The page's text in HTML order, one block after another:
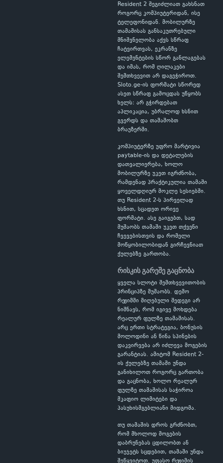
Resident 2 შეგიძლიათ გახსნათ
როგორც კომპიუტერიდან, ისე
ტელეფონიდან. მობილურზე
თამაშისას განსაკუთრებული
მნიშვნელობა აქვს სწრაფ
ჩატვირთვას, ეკრანზე
ელემენტების სწორ განლაგებას
და იმას, რომ ღილაკები
შემთხვევით არ დაგეჭიროთ.
Sloto.ge-ის ფორმატი სწორედ
ასეთ სწრაფ გამოცდას უწყობს
ხელს: არ გჭირდებათ
აპლიკაცია, უბრალოდ ხსნით
გვერდს და თამაშობთ
ბრაუზერში.
კომპიუტერზე უფრო მარტივია
paytable-ის და დეტალების
დათვალიერება, ხოლო
მობილურზე უკეთ იგრძნობა,
რამდენად პრაქტიკულია თამაში
ყოველდღიურ მოკლე სესიებში.
თუ Resident 2-ს პირველად
ხსნით, სცადეთ ორივე
ფორმატი. ასე გაიგებთ, სად
მუშაობს თამაში უკეთ თქვენი
ჩვევებისთვის და რომელი
მოწყობილობიდან გირჩევნიათ
ქულებზე გართობა.
რისკის გარეშე გაცნობა
ყველა სლოტი შემთხვევითობის
პრინციპზე მუშაობს. დემო
რეჟიმში მიღებული შედეგი არ
ნიშნავს, რომ იგივე მოხდება
რეალურ ფულზე თამაშისას.
არც ერთი სტრატეგია, ბონუსის
მოლოდინი ან წინა სპინების
დაკვირვება არ იძლევა მოგების
გარანტიას. ამიტომ Resident 2-
ის ქულებზე თამაში უნდა
განიხილოთ როგორც გართობა
და გაცნობა, ხოლო რეალურ
ფულზე თამაშისას საჭიროა
მკაფიო ლიმიტები და
პასუხისმგებლიანი მიდგომა.
თუ თამაშის დროს გრძნობთ,
რომ მხოლოდ მოგების
დაბრუნებას ცდილობთ ან
ბიუჯეტს სცდებით, თამაში უნდა
შეწყვიტოთ. უფასო რეჟიმის